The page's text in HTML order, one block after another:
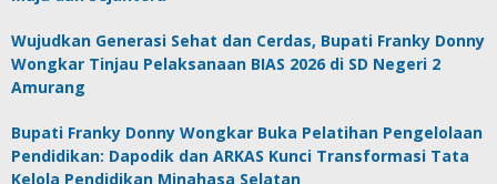
Wujudkan Generasi Sehat dan Cerdas, Bupati Franky Donny
Wongkar Tinjau Pelaksanaan BIAS 2026 di SD Negeri 2
Amurang
Bupati Franky Donny Wongkar Buka Pelatihan Pengelolaan
Pendidikan: Dapodik dan ARKAS Kunci Transformasi Tata
Kelola Pendidikan Minahasa Selatan